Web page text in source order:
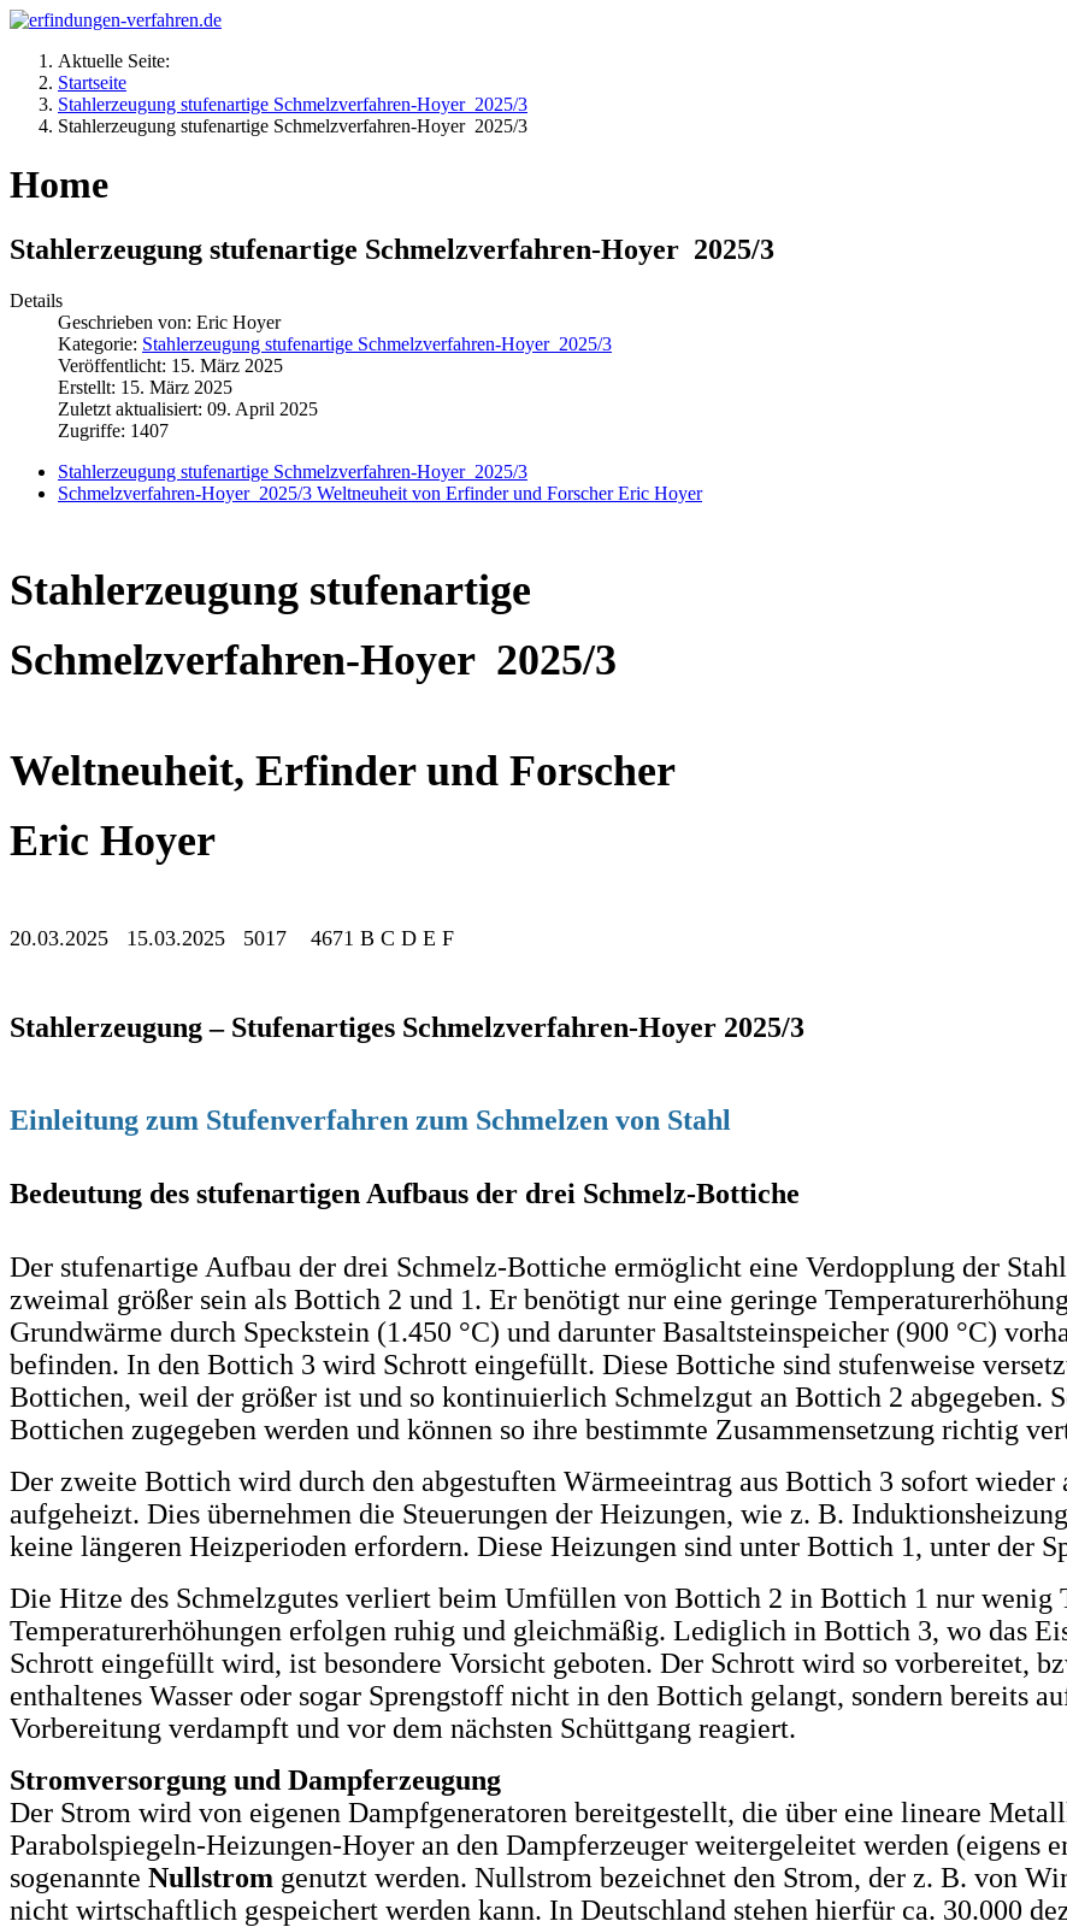
Aktuelle Seite:
Startseite
Stahlerzeugung stufenartige Schmelzverfahren-Hoyer 2025/3
Stahlerzeugung stufenartige Schmelzverfahren-Hoyer 2025/3
Home
Stahlerzeugung stufenartige Schmelzverfahren-Hoyer 2025/3
Details
Geschrieben von: Eric Hoyer
Kategorie: Stahlerzeugung stufenartige Schmelzverfahren-Hoyer 2025/3
Veröffentlicht: 15. März 2025
Erstellt: 15. März 2025
Zuletzt aktualisiert: 09. April 2025
Zugriffe: 1407
Stahlerzeugung stufenartige Schmelzverfahren-Hoyer 2025/3
Schmelzverfahren-Hoyer 2025/3 Weltneuheit von Erfinder und Forscher Eric Hoyer
Stahlerzeugung stufenartige
Schmelzverfahren-Hoyer 2025/3
Weltneuheit, Erfinder und Forscher
Eric Hoyer
20.03.2025 15.03.2025 5017 4671 B C D E F
Stahlerzeugung – Stufenartiges Schmelzverfahren-Hoyer 2025/3
Einleitung zum Stufenverfahren zum Schmelzen von Stahl
Bedeutung des stufenartigen Aufbaus der drei Schmelz-Bottiche
Der stufenartige Aufbau der drei Schmelz-Bottiche ermöglicht eine Verdopplung der
zweimal größer sein als Bottich 2 und 1. Er benötigt nur eine geringe
Grundwärme durch Speckstein (1.450 °C) und darunter Basaltsteinspeicher (900 °C)
befinden. In den Bottich 3 wird Schrott eingefüllt. Diese Bottiche sind stufenweise
Bottichen, weil der größer ist und so kontinuierlich Schmelzgut an Bottich 2 abgegeben.
Bottichen zugegeben werden und können so ihre bestimmte Zusammensetzung richtig
Der zweite Bottich wird durch den abgestuften Wärmeeintrag aus Bottich 3 sofort
aufgeheizt. Dies übernehmen die Steuerungen der Heizungen, wie z. B.
keine längeren Heizperioden erfordern. Diese Heizungen sind unter Bottich 1, unter der
Die Hitze des Schmelzgutes verliert beim Umfüllen von Bottich 2 in Bottich 1 nur wenig
Temperaturerhöhungen erfolgen ruhig und gleichmäßig. Lediglich in Bottich 3, wo das
Schrott eingefüllt wird, ist besondere Vorsicht geboten. Der Schrott wird so vorbereitet,
enthaltenes Wasser oder sogar Sprengstoff nicht in den Bottich gelangt, sondern bereits
Vorbereitung verdampft und vor dem nächsten Schüttgang reagiert.
Stromversorgung und Dampferzeugung
Der Strom wird von eigenen Dampfgeneratoren bereitgestellt, die über eine lineare
Parabolspiegeln-Heizungen-Hoyer an den Dampferzeuger weitergeleitet werden (eigens
sogenannte Nullstrom genutzt werden. Nullstrom bezeichnet den Strom, der z. B. von
nicht wirtschaftlich gespeichert werden kann. In Deutschland stehen hierfür ca. 30.000